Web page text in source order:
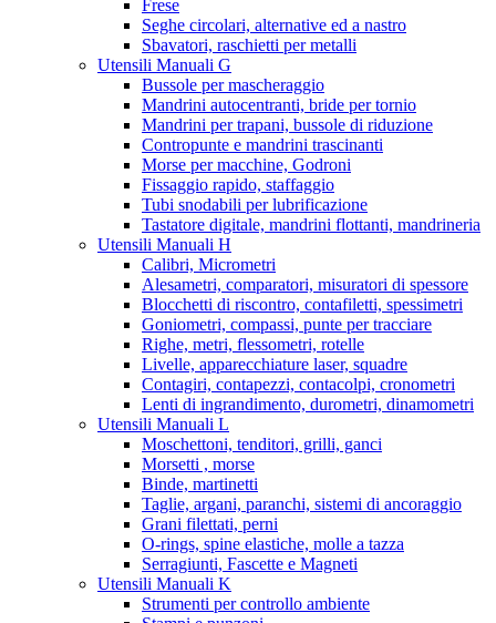
Frese
Seghe circolari, alternative ed a nastro
Sbavatori, raschietti per metalli
Utensili Manuali G
Bussole per mascheraggio
Mandrini autocentranti, bride per tornio
Mandrini per trapani, bussole di riduzione
Contropunte e mandrini trascinanti
Morse per macchine, Godroni
Fissaggio rapido, staffaggio
Tubi snodabili per lubrificazione
Tastatore digitale, mandrini flottanti, mandrineria
Utensili Manuali H
Calibri, Micrometri
Alesametri, comparatori, misuratori di spessore
Blocchetti di riscontro, contafiletti, spessimetri
Goniometri, compassi, punte per tracciare
Righe, metri, flessometri, rotelle
Livelle, apparecchiature laser, squadre
Contagiri, contapezzi, contacolpi, cronometri
Lenti di ingrandimento, durometri, dinamometri
Utensili Manuali L
Moschettoni, tenditori, grilli, ganci
Morsetti , morse
Binde, martinetti
Taglie, argani, paranchi, sistemi di ancoraggio
Grani filettati, perni
O-rings, spine elastiche, molle a tazza
Serragiunti, Fascette e Magneti
Utensili Manuali K
Strumenti per controllo ambiente